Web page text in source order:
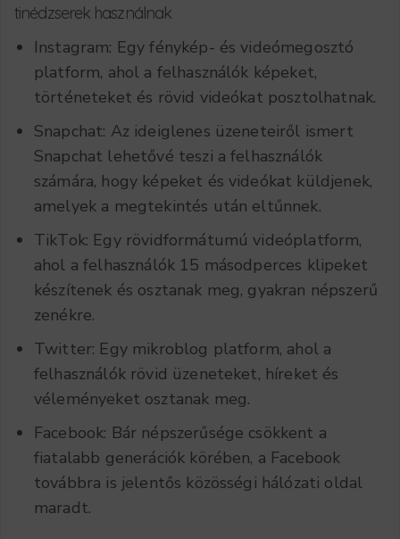
tinédzserek használnak
Instagram: Egy fénykép- és videómegosztó
platform, ahol a felhasználók képeket,
történeteket és rövid videókat posztolhatnak.
Snapchat: Az ideiglenes üzeneteiről ismert
Snapchat lehetővé teszi a felhasználók
számára, hogy képeket és videókat küldjenek,
amelyek a megtekintés után eltűnnek.
TikTok: Egy rövidformátumú videóplatform,
ahol a felhasználók 15 másodperces klipeket
készítenek és osztanak meg, gyakran népszerű
zenékre.
Twitter: Egy mikroblog platform, ahol a
felhasználók rövid üzeneteket, híreket és
véleményeket osztanak meg.
Facebook: Bár népszerűsége csökkent a
fiatalabb generációk körében, a Facebook
továbbra is jelentős közösségi hálózati oldal
maradt.